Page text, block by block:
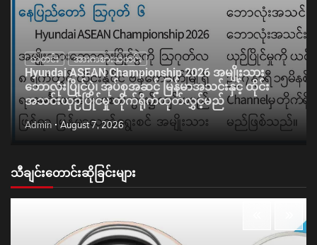
သတင်း အားကစားသတင်း
Hyundai ASEAN Championship 2026 အမျိုးသား
ဘောလုံးပြိုင်ပွဲ၊ အုပ်စုအဆင့် မြန်မာအသင်းနှင့် ထိုင်း
အသင်းယှဉ်ပြိုင်မှု တိုက်ရိုက်ထုတ်လွှင့်မည်
Admin August 7, 2026
သီချင်းတောင်းဆိုခြင်းများ